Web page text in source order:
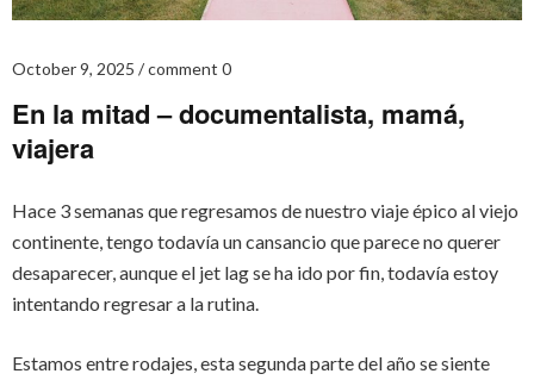
October 9, 2025 comment 0
En la mitad – documentalista, mamá,
viajera
Hace 3 semanas que regresamos de nuestro viaje épico al viejo
continente, tengo todavía un cansancio que parece no querer
desaparecer, aunque el jet lag se ha ido por fin, todavía estoy
intentando regresar a la rutina.
Estamos entre rodajes, esta segunda parte del año se siente